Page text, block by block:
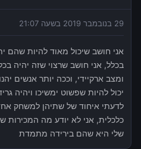
29 בנובמבר 2019 בשעה 21:07
אני חושב שיכול מאוד להיות שהם
בכלל, אני חושב שרצוי שזה יהיה
ומצב ארקיידי, וככה יותר אנשים
יכול להיות שפשוט ימשיכו ויהיה
לדעתי איחוד של שתיהן למשחק אחד
כלכלית, אני לא יודע מה המכירות
שלי היא שהם בירידה מתמדת